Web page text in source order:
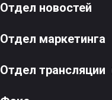
Отдел новостей
Отдел маркетинга
Отдел трансляции